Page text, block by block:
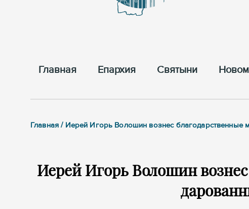
Главная Епархия Cвятыни
Главная / Иерей Игорь Волошин вознес благодарственные
Иерей Игорь Волошин